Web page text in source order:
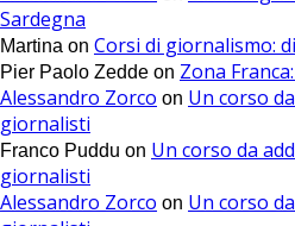
Sardegna
Martina on Corsi di giornalismo:
Pier Paolo Zedde on Zona
Alessandro Zorco on Un corso
giornalisti
Franco Puddu on Un corso da
giornalisti
Alessandro Zorco on Un corso